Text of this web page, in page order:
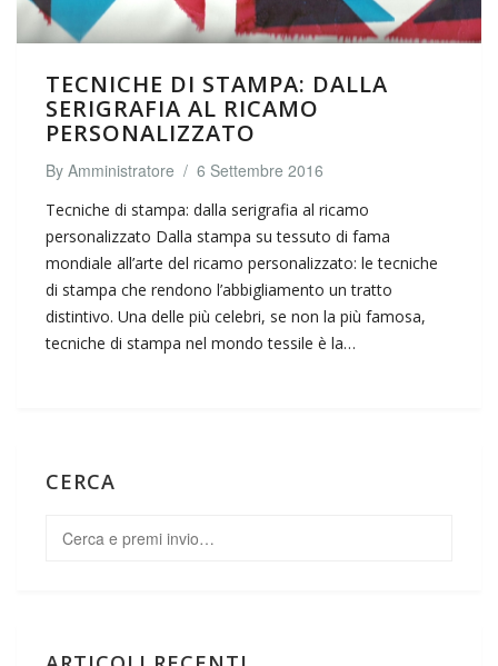
TECNICHE DI STAMPA: DALLA
SERIGRAFIA AL RICAMO
PERSONALIZZATO
By Amministratore / 6 Settembre 2016
Tecniche di stampa: dalla serigrafia al ricamo
personalizzato Dalla stampa su tessuto di fama
mondiale all’arte del ricamo personalizzato: le tecniche
di stampa che rendono l’abbigliamento un tratto
distintivo. Una delle più celebri, se non la più famosa,
tecniche di stampa nel mondo tessile è la…
CERCA